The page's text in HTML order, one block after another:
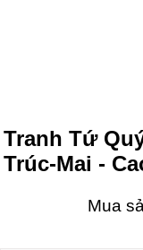
Tranh Tứ
Trúc-Mai -
Mua